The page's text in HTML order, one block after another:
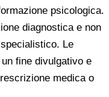
psicologica.
diagnostica e non
Le
fine divulgativo e
medica o